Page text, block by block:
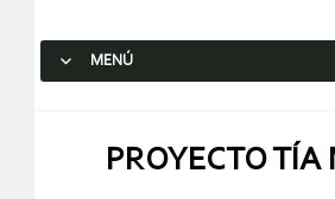
MENÚ
PROYECTO TÍA